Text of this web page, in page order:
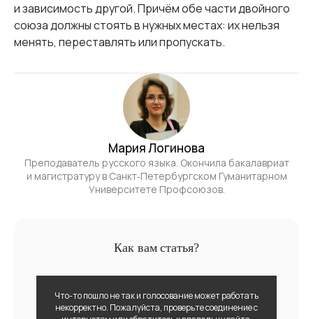
и зависимость другой. Причём обе части двойного
союза должны стоять в нужных местах: их нельзя
менять, переставлять или пропускать.
Мария Логинова
Преподаватель русского языка. Окончила бакалавриат
и магистратуру в Санкт‑Петербургском Гуманитарном
Университете Профсоюзов.
Как вам статья?
Что-то пошло не так и голосование может работать
некорректно. Пожалуйста, проверьте соединение с